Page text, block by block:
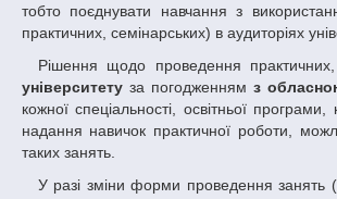
тобто поєднувати навчання з
практичних, семінарських) в аудиторіях
Рішення щодо проведення
університетуза погодженнямз
кожної спеціальності, освітньої
надання навичок практичної роботи,
таких занять.
У разі зміни форми проведення занять (не пізніше ніж за три робочих дні до запланованої дати) до відома учасників освітнього процесу